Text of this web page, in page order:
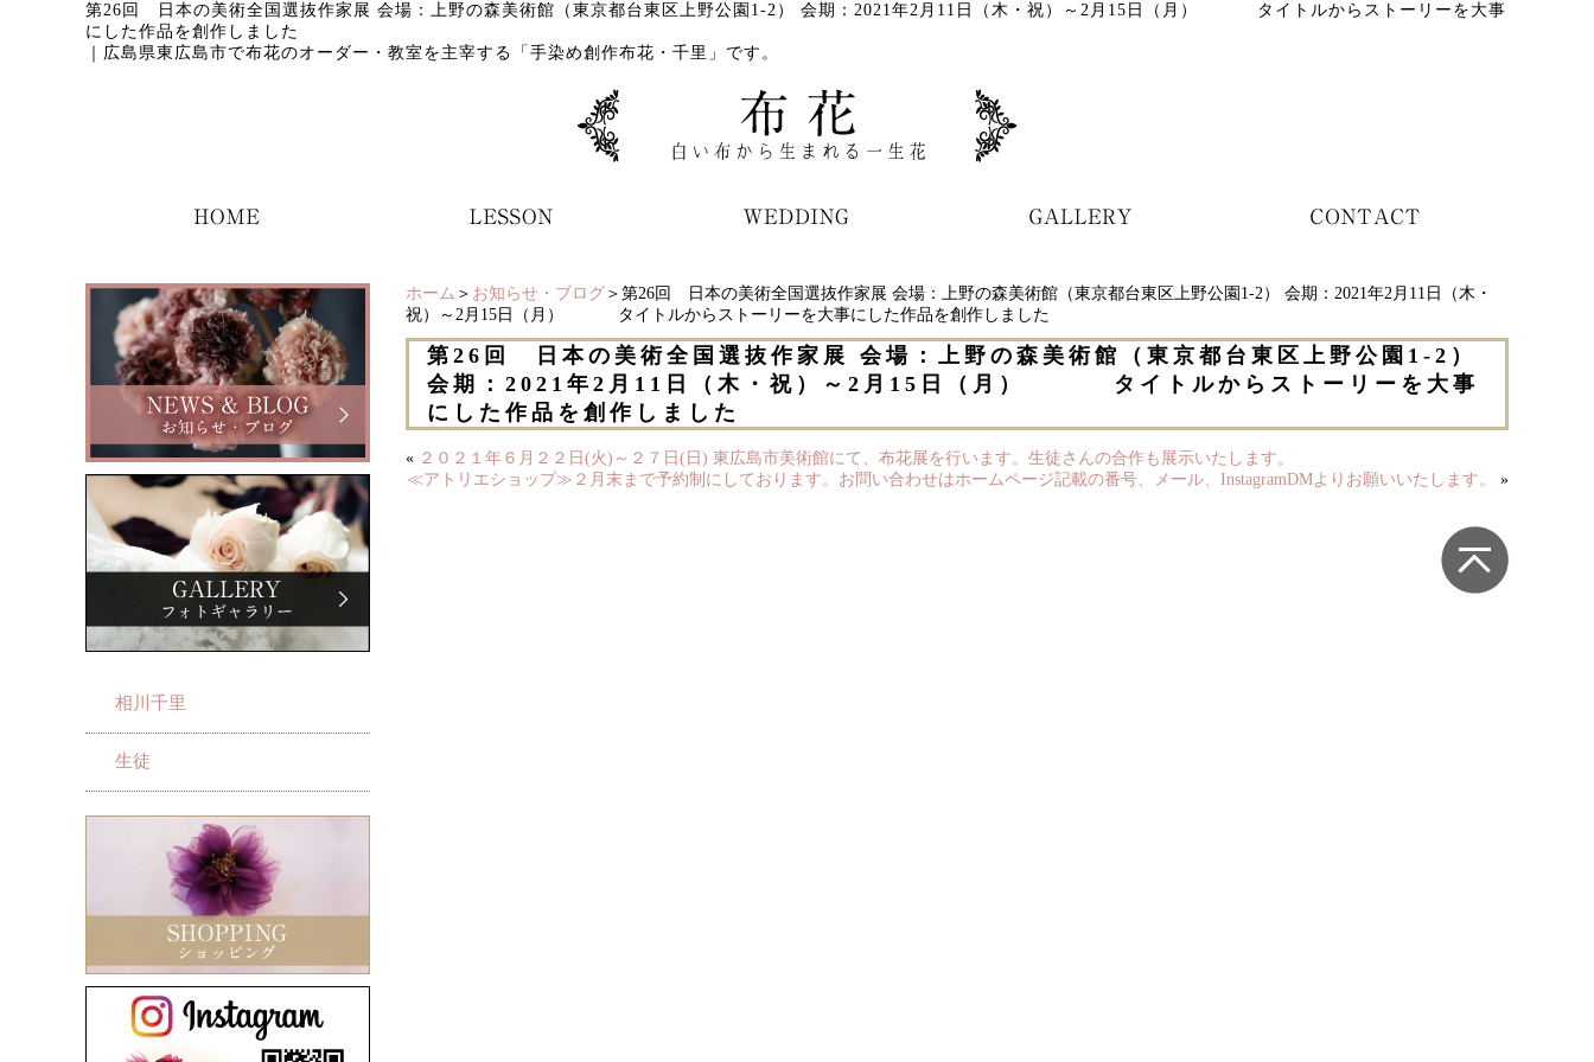
第26回 日本の美術全国選抜作家展 会場：上野の森美術館（東京都台東区上野公園1-2） 会期：2021年2月11日（木・祝）～2月15日（月） タイトルからストーリーを大事
にした作品を創作しました
広島県東広島市で布花のオーダー・教室を主宰する「手染め創作布花・千里」です。
ホーム ＞ お知らせ・ブログ ＞第26回 日本の美術全国選抜作家展 会場：上野の森美術館（東京都台東区上野公園1-2） 会期：2021年2月11日（木・
祝）～2月15日（月） タイトルからストーリーを大事にした作品を創作しました
第26回 日本の美術全国選抜作家展 会場：上野の森美術館（東京都台東区上野公園1-2）
会期：2021年2月11日（木・祝）～2月15日（月） タイトルからストーリーを大事
にした作品を創作しました
« ２０２１年６月２２日(火)～２７日(日) 東広島市美術館にて、布花展を行います。生徒さんの合作も展示いたします。
≪アトリエショップ≫２月末まで予約制にしております。お問い合わせはホームページ記載の番号、メール、InstagramDMよりお願いいたします。
»
相川千里
生徒